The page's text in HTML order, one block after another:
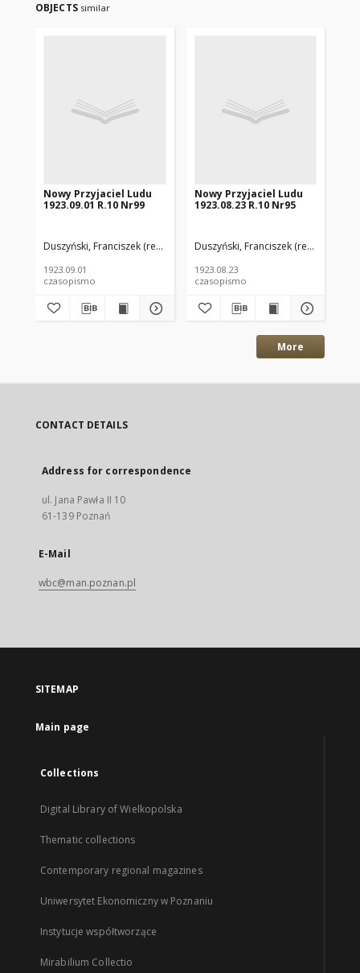
OBJECTS similar
Nowy Przyjaciel Ludu
1923.09.01 R.10 Nr99
Duszyński, Franciszek (red.)
1923.09.01
czasopismo
Nowy Przyjaciel Ludu
1923.08.23 R.10 Nr95
Duszyński, Franciszek (red.)
1923.08.23
czasopismo
More
CONTACT DETAILS
Address for correspondence
ul. Jana Pawła II 10
61-139 Poznań
E-Mail
wbc@man.poznan.pl
SITEMAP
Main page
Collections
Digital Library of Wielkopolska
Thematic collections
Contemporary regional magazines
Uniwersytet Ekonomiczny w Poznaniu
Instytucje współtworzące
Mirabilium Collectio